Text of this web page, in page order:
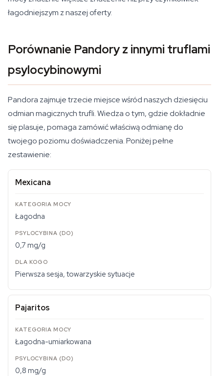
łagodniejszym z naszej oferty.
Porównanie Pandory z innymi truflami
psylocybinowymi
Pandora zajmuje trzecie miejsce wśród naszych dziesięciu
odmian magicznych trufli. Wiedza o tym, gdzie dokładnie
się plasuje, pomaga zamówić właściwą odmianę do
twojego poziomu doświadczenia. Poniżej pełne
zestawienie:
Mexicana
Łagodna
0,7 mg/g
Pierwsza sesja, towarzyskie sytuacje
Pajaritos
Łagodna-umiarkowana
0,8 mg/g